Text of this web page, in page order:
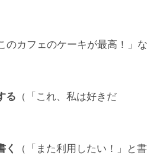
のカフェのケーキが最高！」な
る （「これ、私は好きだ
く
（「また利用したい！」と書